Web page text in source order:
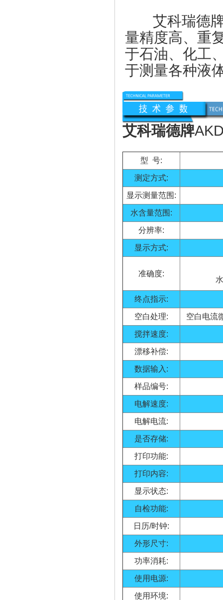
艾科瑞德
量精度高、重
于石油、化工
于测量各种液
艾科瑞德牌
型 号:
测定方式:
显示测量范围:
水含量范围:
分辨率:
显示方式:
准确度:
终点指示:
空白处理: 空白电流
搅拌速度:
漂移补偿:
数据输入:
样品编号:
电解速度:
电解电流:
是否存储:
打印功能:
打印内容:
显示状态:
自检功能:
日历/时钟:
外形尺寸:
功率消耗:
使用电源:
使用环境: